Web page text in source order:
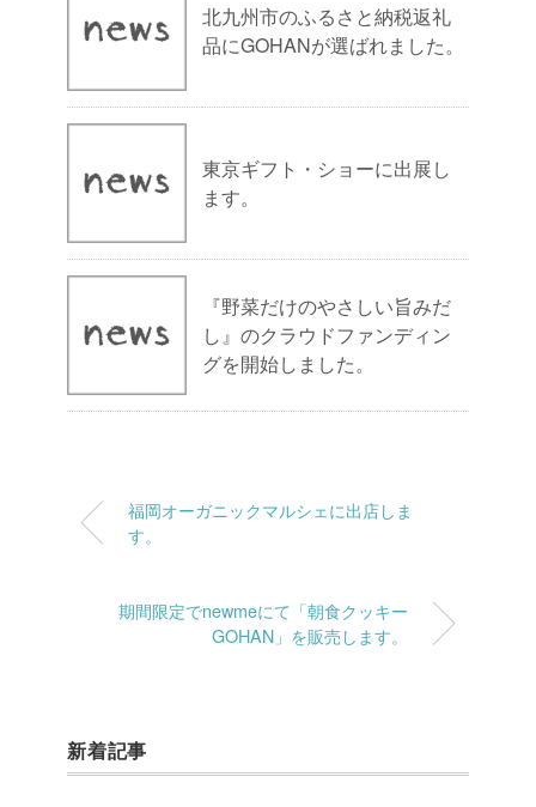
北九州市のふるさと納税返礼
品にGOHANが選ばれました。
東京ギフト・ショーに出展し
ます。
『野菜だけのやさしい旨みだ
し』のクラウドファンディン
グを開始しました。
福岡オーガニックマルシェに出店しま
す。
期間限定でnewmeにて「朝食クッキー
GOHAN」を販売します。
新着記事